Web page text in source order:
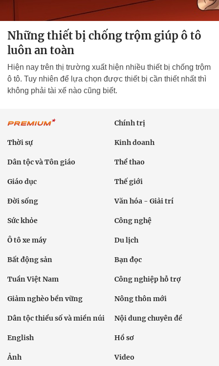
Những thiết bị chống trộm giúp ô tô
luôn an toàn
Hiện nay trên thị trường xuất hiện nhiều thiết bị chống trộm
ô tô. Tuy nhiên để lựa chọn được thiết bị cần thiết nhất thì
không phải tài xế nào cũng biết.
Chính trị
Thời sự Kinh doanh
Dân tộc và Tôn giáo Thể thao
Giáo dục Thế giới
Đời sống Văn hóa - Giải trí
Sức khỏe Công nghệ
Ô tô xe máy Du lịch
Bất động sản Bạn đọc
Tuần Việt Nam Công nghiệp hỗ trợ
Giảm nghèo bền vững Nông thôn mới
Dân tộc thiểu số và miền núi Nội dung chuyên đề
English Hồ sơ
Ảnh Video